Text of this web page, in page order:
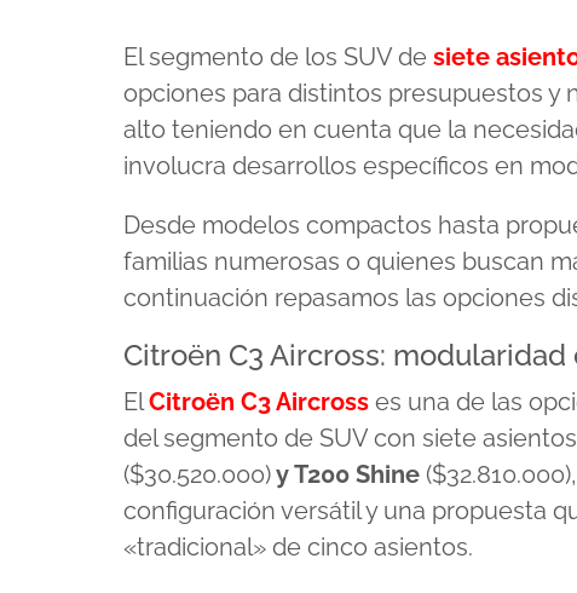
El segmento de los SUV de siete
opciones para distintos presupuestos y
alto teniendo en cuenta que la
involucra desarrollos específicos en
Desde modelos compactos hasta
familias numerosas o quienes buscan
continuación repasamos las opciones
Citroën C3 Aircross:
ElCitroën C3 Aircross es una de las
del segmento de SUV con siete
($30.520.000)y T200 Shine
configuración versátil y una propuesta
«tradicional» de cinco asientos.